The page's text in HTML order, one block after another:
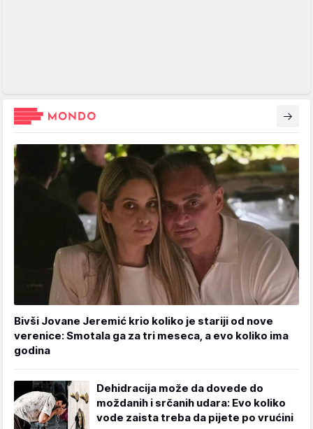
Bivši Jovane Jeremić krio koliko je stariji od nove
verenice: Smotala ga za tri meseca, a evo koliko ima
godina
Dehidracija može da dovede do
moždanih i srčanih udara: Evo koliko
vode zaista treba da pijete po vrućini